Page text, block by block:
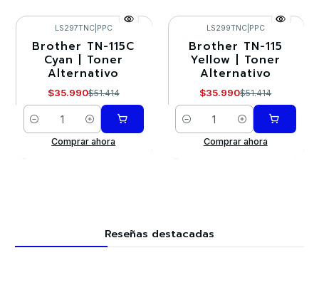
-30%
LS297TNC| PPC
Brother TN-115C
Cyan | Toner
Alternativo
$35.990$51.414
Cantidad
Comprar ahora
-30%
LS299TNC| PPC
Brother TN-115
Yellow | Toner
Alternativo
$35.990$51.414
Cantidad
Comprar ahora
Reseñas destacadas